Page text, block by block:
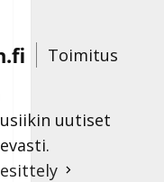
Toimitus
uutiset